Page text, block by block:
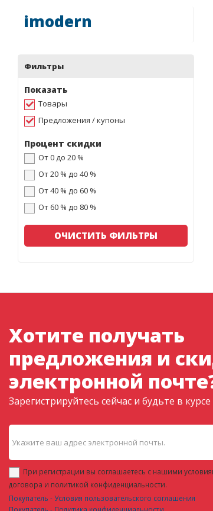
imodern
Фильтры
Показать
Товары
Предложения / купоны
Процент скидки
От 0 до 20 %
От 20 % до 40 %
От 40 % до 60 %
От 60 % до 80 %
ОЧИСТИТЬ ФИЛЬТРЫ
Хотите получать
предложения и
электронной
Зарегистрируйтесь сейчас и будьте в
При регистрации вы соглашаетесь с нашими
договора и политикой конфиденциальности.
Покупатель - Условия пользовательского соглашения